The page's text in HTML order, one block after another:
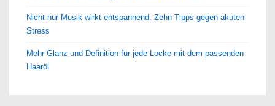
Nicht nur Musik wirkt entspannend: Zehn Tipps gegen akuten
Stress
Mehr Glanz und Definition für jede Locke mit dem passenden
Haaröl